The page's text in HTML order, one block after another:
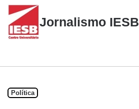
Skip
content
Jornalismo IESB
Política